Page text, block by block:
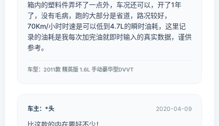
箱内的塑料件弄坏了一点外，车况还可以，开了1年
了，没有毛病，跑的大部分是省道，路况较好，
70Km/小时时速是可以低到4.7L的瞬时油耗，这里记
录的油耗是我每次加完油就即时输入的真实数据，谨供
参考。
车型：2011款 精英版 1.6L 手动豪华型DVVT
车主：*头 2020-04-09
比这款的内在要好不少！